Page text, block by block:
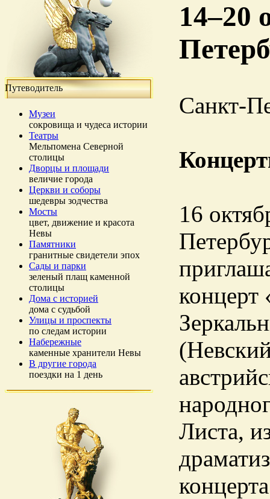
Путеводитель
Музеи
сокровища и чудеса истории
Театры
Мельпомена Северной
столицы
Дворцы и площади
величие города
Церкви и соборы
шедевры зодчества
Мосты
цвет, движение и красота
Невы
Памятники
гранитные свидетели эпох
Сады и парки
зеленый плащ каменной
столицы
Дома с историей
дома с судьбой
Улицы и проспекты
по следам истории
Набережные
каменные хранители Невы
В другие города
поездки на 1 день
14–20
Санкт-
16
концерт
Листа,